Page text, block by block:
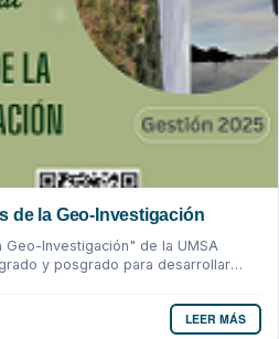
de la Geo-Investigación
Investigación" de la UMSA
y posgrado para desarrollar
LEER MÁS